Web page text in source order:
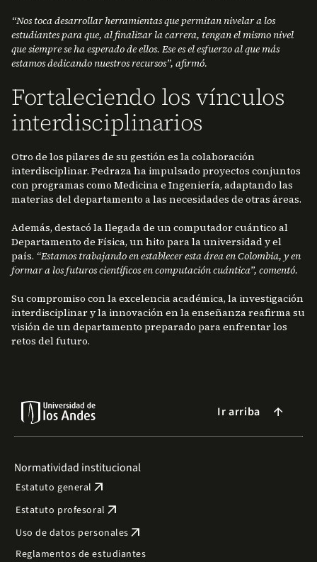
“Nos toca desarrollar herramientas que permitan nivelar a los
estudiantes para que, al finalizar la carrera, tengan el mismo nivel
que siempre se ha esperado de ellos. Ese es el esfuerzo al que más
estamos dedicando nuestros recursos”, afirmó.
Fortaleciendo los vínculos
interdisciplinarios
Otro de los pilares de su gestión es la colaboración
interdisciplinar. Pedraza ha impulsado proyectos conjuntos
con programas como Medicina e Ingeniería, adaptando las
materias del departamento a las necesidades de otras áreas.
Además, destacó la llegada de un computador cuántico al
Departamento de Física, un hito para la universidad y el
país. “Estamos trabajando en establecer esta área en Colombia, y en
formar a los futuros científicos en computación cuántica”, comentó.
Su compromiso con la excelencia académica, la investigación
interdisciplinar y la innovación en la enseñanza reafirma su
visión de un departamento preparado para enfrentar los
retos del futuro.
Ir arriba arrow_forward
Normatividad institucional
Estatuto general arrow_outward
Estatuto profesoral arrow_outward
Uso de datos personales arrow_outward
Reglamentos de estudiantes